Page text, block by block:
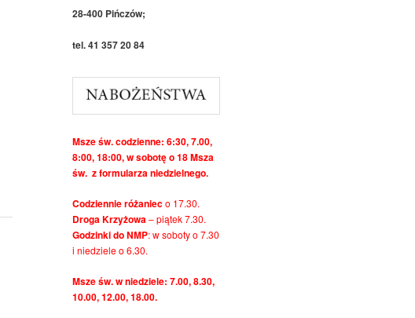
28-400 Pińczów;
tel. 41 357 20 84
Msze św. codzienne: 6:30, 7.00,
8:00, 18:00, w sobotę o 18 Msza
św. z formularza niedzielnego.
Codziennie różanieco 17.30.
Droga Krzyżowa– piątek 7.30.
Godzinki do NMP: w soboty o 7.30
i niedziele o 6.30.
Msze św. w niedziele: 7.00, 8.30,
10.00, 12.00, 18.00.